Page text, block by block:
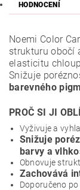
HODNOCENÍ
Noemi Color
strukturu obočí
elasticitu
Snižuje
barevného
PROČ SI JI
Vyživuje a
Snižuje
barvy a
Obnovuje
Zachovává
Doporučeno